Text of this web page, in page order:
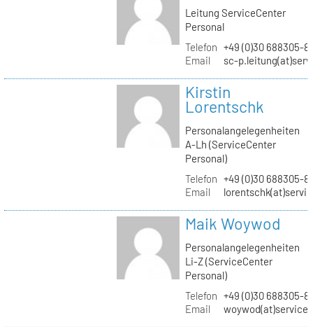
Leitung ServiceCenter
Personal
Telefon +49 (0)30 688305-
Email
sc-
Kirstin
Lorentschk
Personalangelegenheiten
A-Lh (ServiceCenter
Personal)
Telefon +49 (0)30 688305-
Email
Maik Woywod
Personalangelegenheiten
Li-Z (ServiceCenter
Personal)
Telefon +49 (0)30 688305-
Email